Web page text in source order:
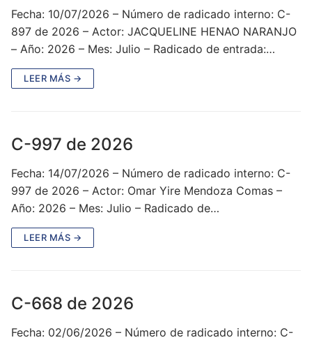
Fecha: 10/07/2026 – Número de radicado interno: C-
897 de 2026 – Actor: JACQUELINE HENAO NARANJO
– Año: 2026 – Mes: Julio – Radicado de entrada:…
LEER MÁS →
C-997 de 2026
Fecha: 14/07/2026 – Número de radicado interno: C-
997 de 2026 – Actor: Omar Yire Mendoza Comas –
Año: 2026 – Mes: Julio – Radicado de…
LEER MÁS →
C-668 de 2026
Fecha: 02/06/2026 – Número de radicado interno: C-